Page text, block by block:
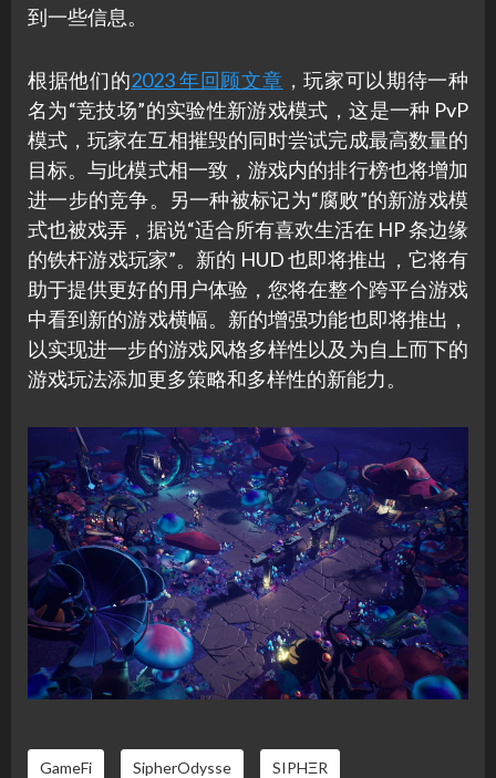
到一些信息。
根据他们的2023 年回顾文章 ，玩家可以期待一种
名为“竞技场”的实验性新游戏模式，这是一种 PvP
模式，玩家在互相摧毁的同时尝试完成最高数量的
目标。与此模式相一致，游戏内的排行榜也将增加
进一步的竞争。另一种被标记为“腐败”的新游戏模
式也被戏弄，据说“适合所有喜欢生活在 HP 条边缘
的铁杆游戏玩家”。新的 HUD 也即将推出，它将有
助于提供更好的用户体验，您将在整个跨平台游戏
中看到新的游戏横幅。新的增强功能也即将推出，
以实现进一步的游戏风格多样性以及为自上而下的
游戏玩法添加更多策略和多样性的新能力。
GameFi SipherOdysse SIPHΞR